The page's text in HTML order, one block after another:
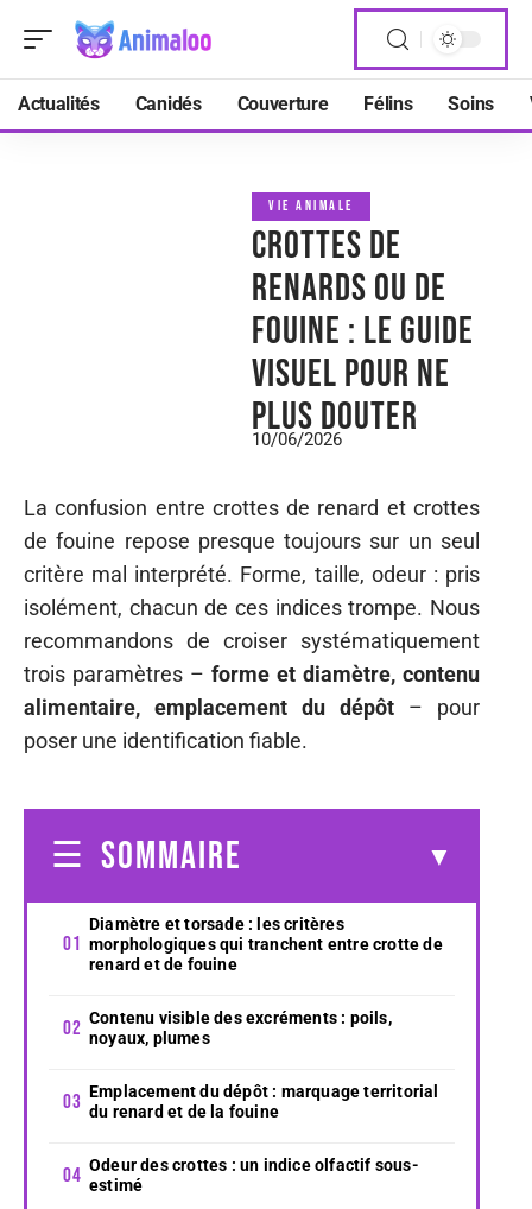
Actualités Canidés Couverture Félins Soins
VIE ANIMALE
Crottes de
renards ou de
fouine : le guide
visuel pour ne
plus douter
10/06/2026
La confusion entre crottes de renard et crottes
de fouine repose presque toujours sur un seul
critère mal interprété. Forme, taille, odeur : pris
isolément, chacun de ces indices trompe. Nous
recommandons de croiser systématiquement
trois paramètres – forme et diamètre, contenu
alimentaire, emplacement du dépôt – pour
poser une identification fiable.
SOMMAIRE
Diamètre et torsade : les critères
morphologiques qui tranchent entre crotte de
renard et de fouine
Contenu visible des excréments : poils,
noyaux, plumes
Emplacement du dépôt : marquage territorial
du renard et de la fouine
Odeur des crottes : un indice olfactif sous-
estimé